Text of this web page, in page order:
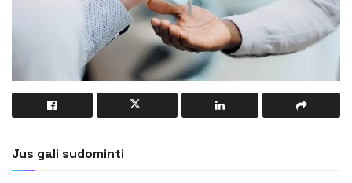
Jus gali sudominti